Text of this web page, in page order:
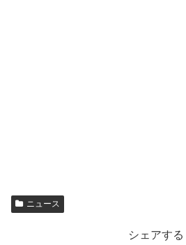
ニュース
シェアする